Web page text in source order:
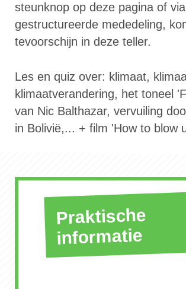
steunknop op deze pagina of
gestructureerde mededeling,
tevoorschijn in deze teller.
Les en quiz over: klimaat,
klimaatverandering, het toneel
van Nic Balthazar, vervuiling
in Bolivië,... + film 'How to blow
Praktische
informatie